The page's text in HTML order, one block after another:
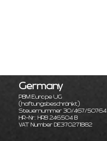
Germany
PBM Europe UG
(haftungsbeschränkt)
Steuernummer 30/467/50764
HR-Nr.: HRB 246504 B
VAT Number DE370271882